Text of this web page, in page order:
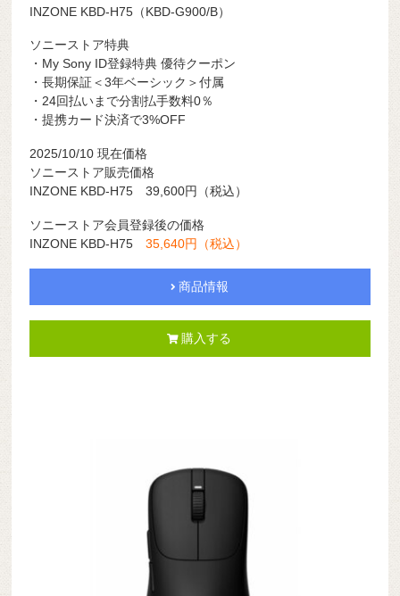
INZONE KBD-H75（KBD-G900/B）
ソニーストア特典
・My Sony ID登録特典 優待クーポン
・長期保証＜3年ベーシック＞付属
・24回払いまで分割払手数料0％
・提携カード決済で3%OFF
2025/10/10 現在価格
ソニーストア販売価格
INZONE KBD-H75 39,600円（税込）
ソニーストア会員登録後の価格
INZONE KBD-H7535,640円（税込）
商品情報
購入する